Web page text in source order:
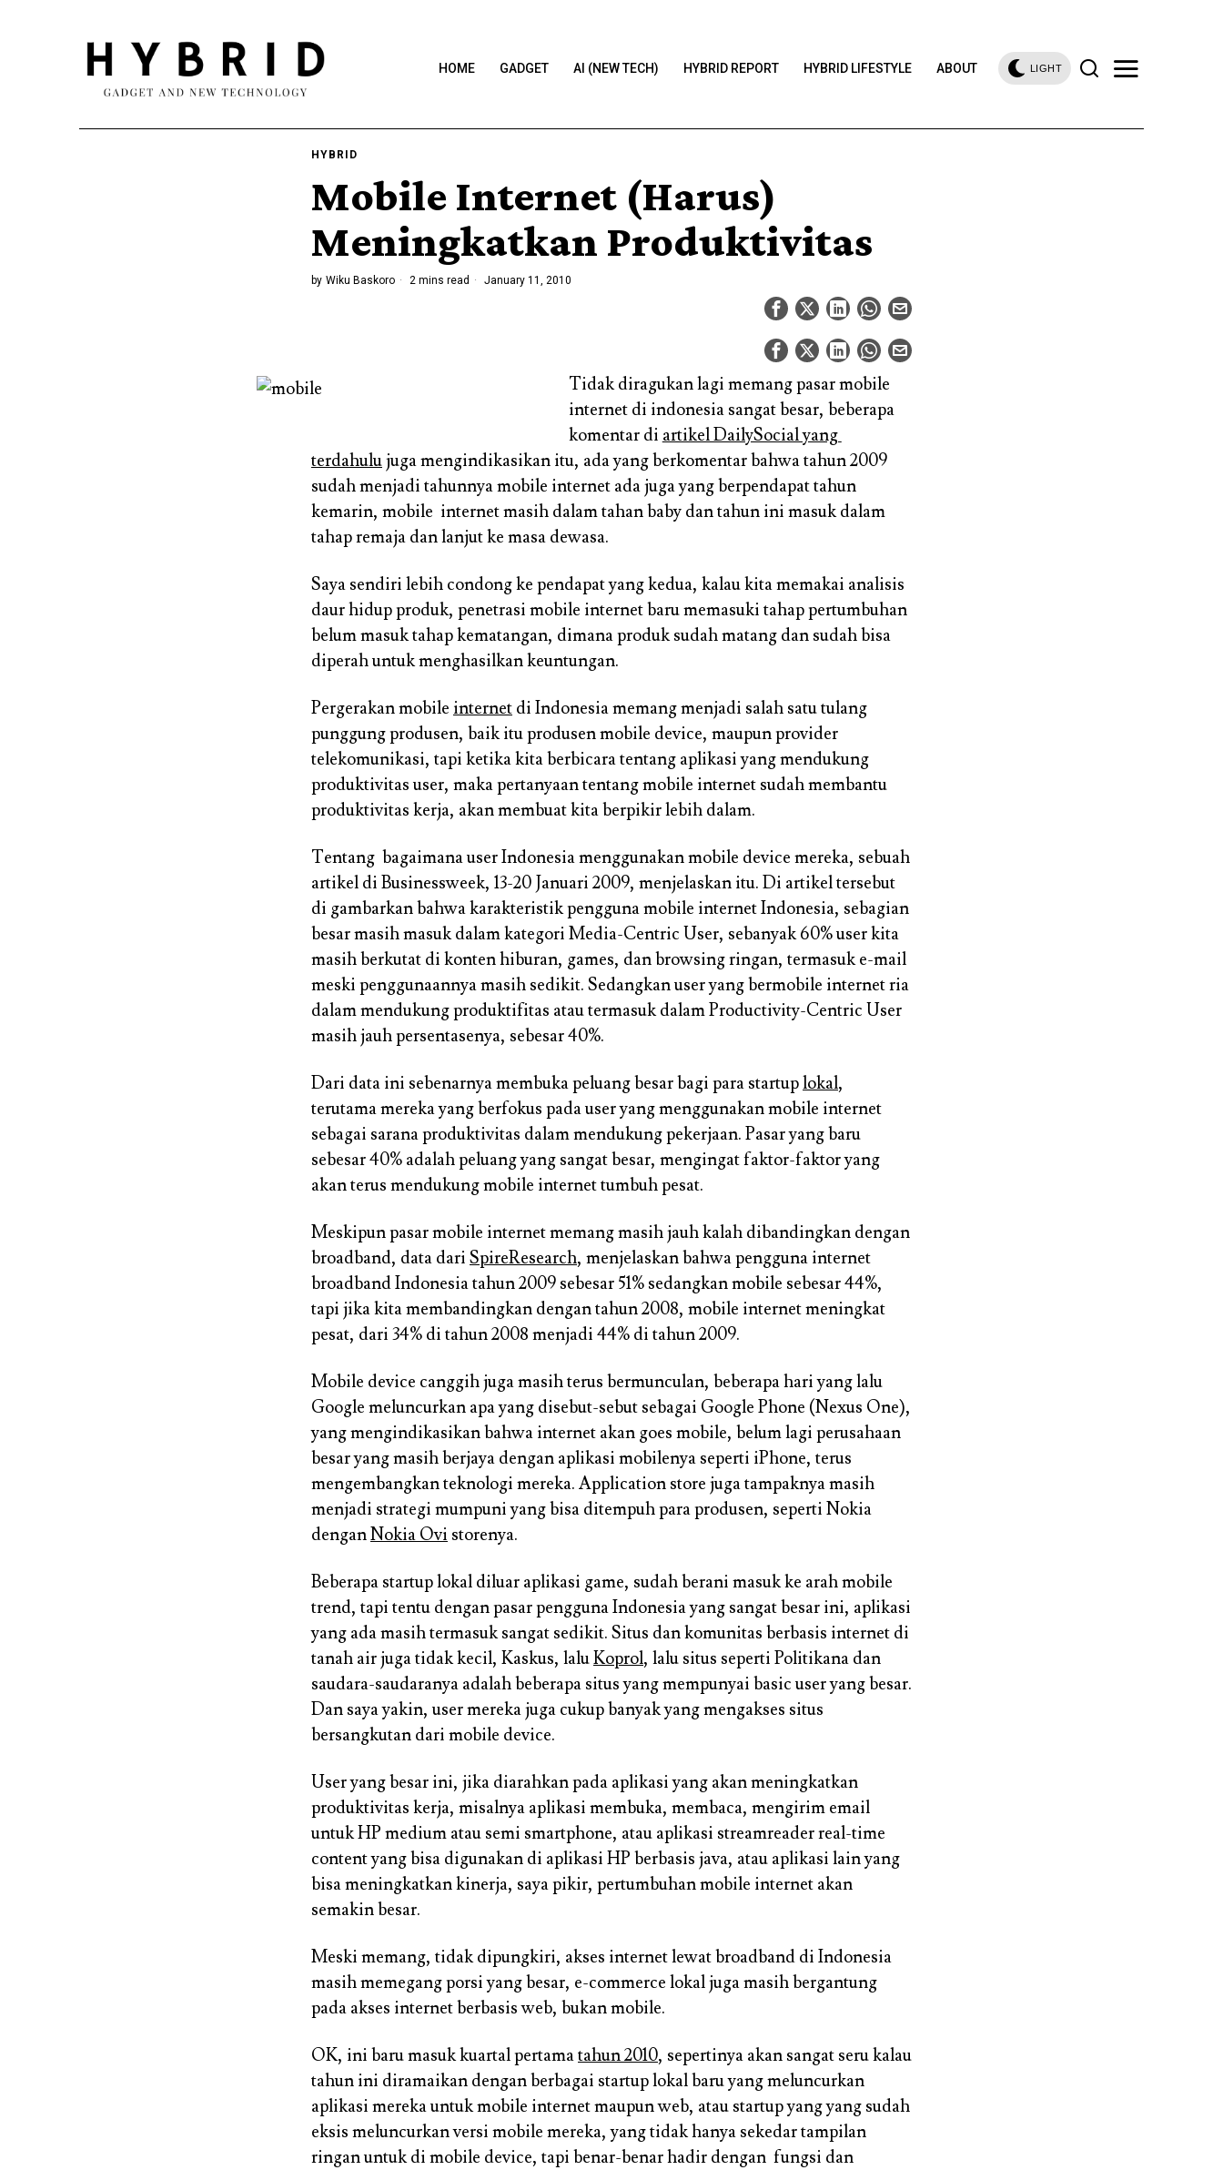
HOME GADGET AI (NEW TECH) HYBRID REPORT HYBRID LIFESTYLE ABOUT LIGHT
HYBRID
Mobile Internet (Harus)
Meningkatkan Produktivitas
by Wiku Baskoro 2 mins read January 11, 2010
Tidak diragukan lagi memang pasar mobile
internet di indonesia sangat besar, beberapa
komentar di artikel DailySocial yang
terdahulujuga mengindikasikan itu, ada yang berkomentar bahwa tahun 2009
sudah menjadi tahunnya mobile internet ada juga yang berpendapat tahun
kemarin, mobile internet masih dalam tahan baby dan tahun ini masuk dalam
tahap remaja dan lanjut ke masa dewasa.
Saya sendiri lebih condong ke pendapat yang kedua, kalau kita memakai analisis
daur hidup produk, penetrasi mobile internet baru memasuki tahap pertumbuhan
belum masuk tahap kematangan, dimana produk sudah matang dan sudah bisa
diperah untuk menghasilkan keuntungan.
Pergerakan mobile internet di Indonesia memang menjadi salah satu tulang
punggung produsen, baik itu produsen mobile device, maupun provider
telekomunikasi, tapi ketika kita berbicara tentang aplikasi yang mendukung
produktivitas user, maka pertanyaan tentang mobile internet sudah membantu
produktivitas kerja, akan membuat kita berpikir lebih dalam.
Tentang bagaimana user Indonesia menggunakan mobile device mereka, sebuah
artikel di Businessweek, 13-20 Januari 2009, menjelaskan itu. Di artikel tersebut
di gambarkan bahwa karakteristik pengguna mobile internet Indonesia, sebagian
besar masih masuk dalam kategori Media-Centric User, sebanyak 60% user kita
masih berkutat di konten hiburan, games, dan browsing ringan, termasuk e-mail
meski penggunaannya masih sedikit. Sedangkan user yang bermobile internet ria
dalam mendukung produktifitas atau termasuk dalam Productivity-Centric User
masih jauh persentasenya, sebesar 40%.
Dari data ini sebenarnya membuka peluang besar bagi para startuplokal,
terutama mereka yang berfokus pada user yang menggunakan mobile internet
sebagai sarana produktivitas dalam mendukung pekerjaan. Pasar yang baru
sebesar 40% adalah peluang yang sangat besar, mengingat faktor-faktor yang
akan terus mendukung mobile internet tumbuh pesat.
Meskipun pasar mobile internet memang masih jauh kalah dibandingkan dengan
broadband, data dari SpireResearch, menjelaskan bahwa pengguna internet
broadband Indonesia tahun 2009 sebesar 51% sedangkan mobile sebesar 44%,
tapi jika kita membandingkan dengan tahun 2008, mobile internet meningkat
pesat, dari 34% di tahun 2008 menjadi 44% di tahun 2009.
Mobile device canggih juga masih terus bermunculan, beberapa hari yang lalu
Google meluncurkan apa yang disebut-sebut sebagai Google Phone (Nexus One),
yang mengindikasikan bahwa internet akan goes mobile, belum lagi perusahaan
besar yang masih berjaya dengan aplikasi mobilenya seperti iPhone, terus
mengembangkan teknologi mereka. Application store juga tampaknya masih
menjadi strategi mumpuni yang bisa ditempuh para produsen, seperti Nokia
denganNokia Ovi storenya.
Beberapa startup lokal diluar aplikasi game, sudah berani masuk ke arah mobile
trend, tapi tentu dengan pasar pengguna Indonesia yang sangat besar ini, aplikasi
yang ada masih termasuk sangat sedikit. Situs dan komunitas berbasis internet di
tanah air juga tidak kecil, Kaskus, laluKoprol, lalu situs seperti Politikana dan
saudara-saudaranya adalah beberapa situs yang mempunyai basic user yang besar.
Dan saya yakin, user mereka juga cukup banyak yang mengakses situs
bersangkutan dari mobile device.
User yang besar ini, jika diarahkan pada aplikasi yang akan meningkatkan
produktivitas kerja, misalnya aplikasi membuka, membaca, mengirim email
untuk HP medium atau semi smartphone, atau aplikasi streamreader real-time
content yang bisa digunakan di aplikasi HP berbasis java, atau aplikasi lain yang
bisa meningkatkan kinerja, saya pikir, pertumbuhan mobile internet akan
semakin besar.
Meski memang, tidak dipungkiri, akses internet lewat broadband di Indonesia
masih memegang porsi yang besar, e-commerce lokal juga masih bergantung
pada akses internet berbasis web, bukan mobile.
OK, ini baru masuk kuartal pertamatahun 2010, sepertinya akan sangat seru kalau
tahun ini diramaikan dengan berbagai startup lokal baru yang meluncurkan
aplikasi mereka untuk mobile internet maupun web, atau startup yang yang sudah
eksis meluncurkan versi mobile mereka, yang tidak hanya sekedar tampilan
ringan untuk di mobile device, tapi benar-benar hadir dengan fungsi dan